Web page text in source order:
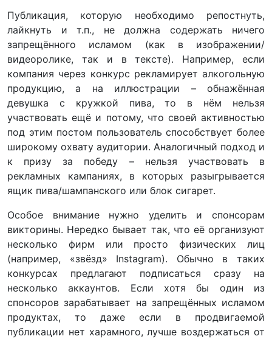
Публикация, которую необходимо репостнуть,
лайкнуть и т.п., не должна содержать ничего
запрещённого исламом (как в изображении/
видеоролике, так и в тексте). Например, если
компания через конкурс рекламирует алкогольную
продукцию, а на иллюстрации – обнажённая
девушка с кружкой пива, то в нём нельзя
участвовать ещё и потому, что своей активностью
под этим постом пользователь способствует более
широкому охвату аудитории. Аналогичный подход и
к призу за победу – нельзя участвовать в
рекламных кампаниях, в которых разыгрывается
ящик пива/шампанского или блок сигарет.
Особое внимание нужно уделить и спонсорам
викторины. Нередко бывает так, что её организуют
несколько фирм или просто физических лиц
(например, «звёзд» Instagram). Обычно в таких
конкурсах предлагают подписаться сразу на
несколько аккаунтов. Если хотя бы один из
спонсоров зарабатывает на запрещённых исламом
продуктах, то даже если в продвигаемой
публикации нет харамного, лучше воздержаться от